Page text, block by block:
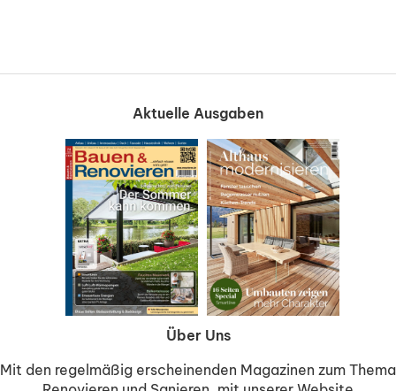
Aktuelle Ausgaben
Über Uns
Mit den regelmäßig erscheinenden Magazinen zum Thema